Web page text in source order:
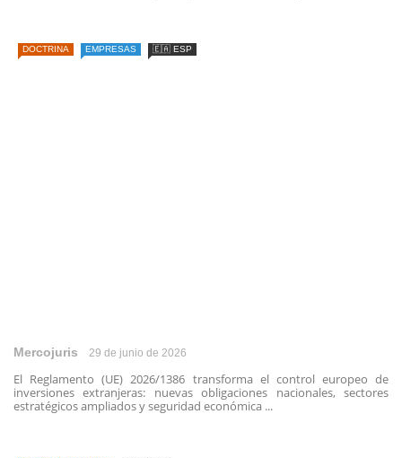
DOCTRINA EMPRESAS 🇪🇦 ESP
Mercojuris 29 de junio de 2026
El Reglamento (UE) 2026/1386 transforma el control europeo de
inversiones extranjeras: nuevas obligaciones nacionales, sectores
estratégicos ampliados y seguridad económica ...